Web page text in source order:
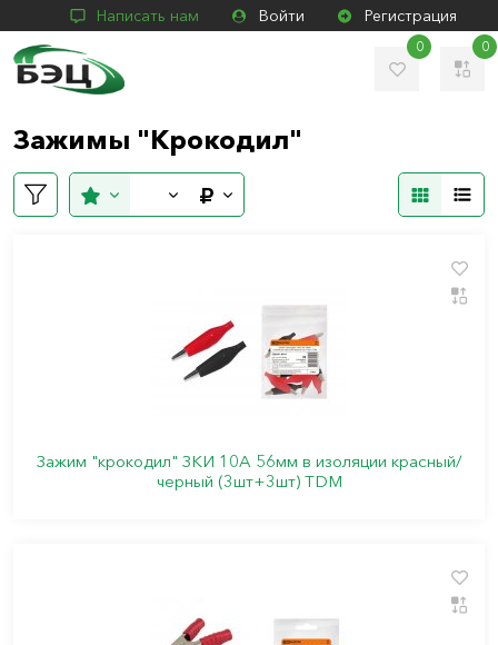
Написать нам Войти Регистрация
0 0
Зажимы "Крокодил"
Зажим "крокодил" ЗКИ 10А 56мм в изоляции красный/
черный (3шт+3шт) TDM